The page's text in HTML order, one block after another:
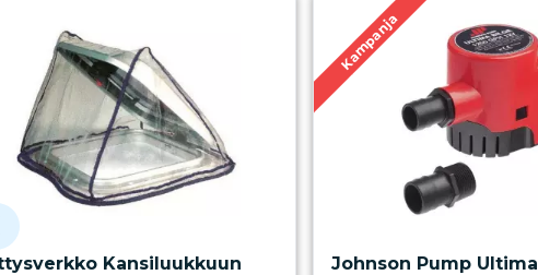
Kansiluukkuun
Kampanja
Johnson Pump Ultima